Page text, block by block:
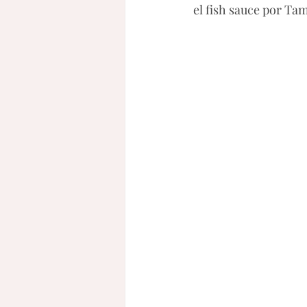
el fish sauce por